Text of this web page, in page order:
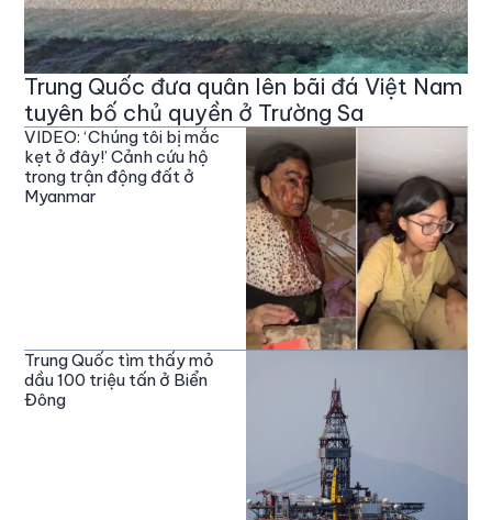
Trung Quốc đưa quân lên bãi đá Việt Nam
tuyên bố chủ quyền ở Trường Sa
VIDEO: ‘Chúng tôi bị mắc
kẹt ở đây!’ Cảnh cứu hộ
trong trận động đất ở
Myanmar
Trung Quốc tìm thấy mỏ
dầu 100 triệu tấn ở Biển
Đông